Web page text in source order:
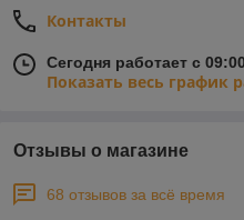
Контакты
Сегодня работает с
Показать весь график
Отзывы о магазине
68 отзывов за всё время